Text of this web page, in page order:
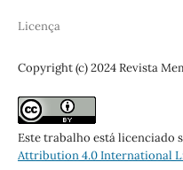
Licença
Copyright (c) 2024 Revista
Este trabalho está licenciado
Attribution 4.0 International